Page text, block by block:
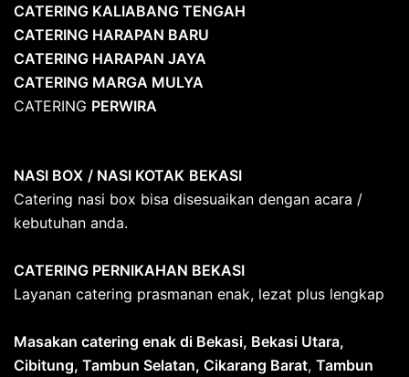
CATERING KALIABANG TENGAH
CATERING HARAPAN BARU
CATERING HARAPAN JAYA
CATERING MARGA MULYA
CATERING PERWIRA
NASI BOX / NASI KOTAK BEKASI
Catering nasi box bisa disesuaikan dengan acara /
kebutuhan anda.
CATERING PERNIKAHAN BEKASI
Layanan catering prasmanan enak, lezat plus lengkap
Masakan catering enak di Bekasi, Bekasi Utara,
Cibitung, Tambun Selatan, Cikarang Barat, Tambun